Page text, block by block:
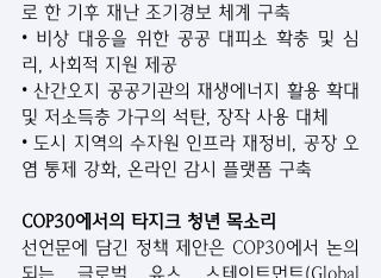
로 한 기후 재난 조기경보 체계 구축
• 비상 대응을 위한 공공 대피소 확충 및 심
리, 사회적 지원 제공
• 산간오지 공공기관의 재생에너지 활용 확대
및 저소득층 가구의 석탄, 장작 사용 대체
• 도시 지역의 수자원 인프라 재정비, 공장 오
염 통제 강화, 온라인 감시 플랫폼 구축
COP30에서의 타지크 청년 목소리
선언문에 담긴 정책 제안은 COP30에서 논의